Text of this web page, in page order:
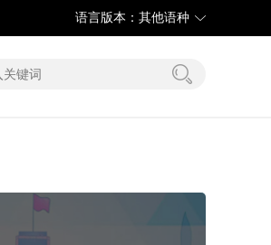
语言版本：其他语种